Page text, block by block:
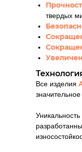
твердых
Все изделия